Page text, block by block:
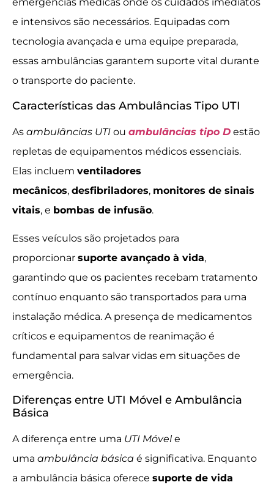
e intensivos são necessários. Equipadas com
tecnologia avançada e uma equipe preparada,
essas ambulâncias garantem suporte vital durante
o transporte do paciente.
Características das Ambulâncias Tipo UTI
As ambulâncias UTI ou ambulâncias tipo D estão
repletas de equipamentos médicos essenciais.
Elas incluem ventiladores
mecânicos, desfibriladores, monitores de sinais
vitais, e bombas de infusão.
Esses veículos são projetados para
proporcionar suporte avançado à vida,
garantindo que os pacientes recebam tratamento
contínuo enquanto são transportados para uma
instalação médica. A presença de medicamentos
críticos e equipamentos de reanimação é
fundamental para salvar vidas em situações de
emergência.
Diferenças entre UTI Móvel e Ambulância
Básica
A diferença entre uma UTI Móvele
uma ambulância básica é significativa. Enquanto
a ambulância básica oferece suporte de vida